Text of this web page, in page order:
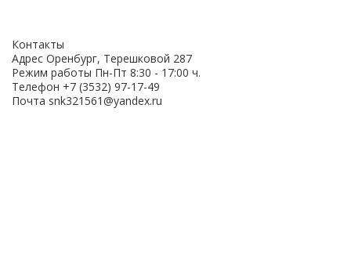
Контакты
Адрес Оренбург, Терешковой 287
Режим работы Пн-Пт 8:30 - 17:00 ч.
Телефон +7 (3532) 97-17-49
Почта snk321561@yandex.ru